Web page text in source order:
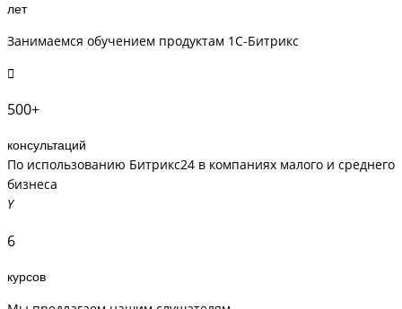
лет
Занимаемся обучением продуктам 1С-Битрикс
500+
консультаций
По использованию Битрикс24 в компаниях малого и среднего
бизнеса
6
курсов